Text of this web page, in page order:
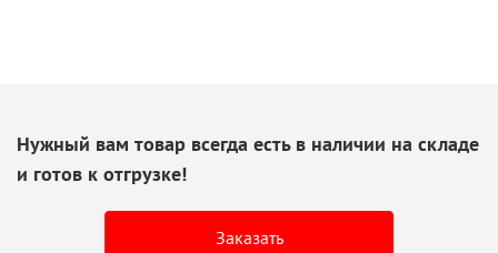
Нужный вам товар всегда есть в наличии на складе
и готов к отгрузке!
Заказать